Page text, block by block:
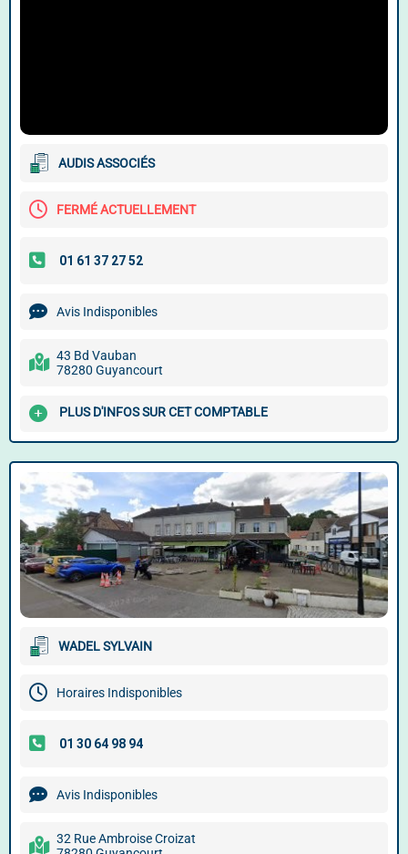
AUDIS ASSOCIÉS
FERMÉ ACTUELLEMENT
Avis Indisponibles
43 Bd Vauban
78280 Guyancourt
PLUS D'INFOS SUR CET COMPTABLE
WADEL SYLVAIN
Horaires Indisponibles
Avis Indisponibles
32 Rue Ambroise Croizat